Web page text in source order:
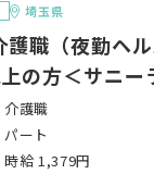
埼玉県
護職（夜勤ヘ
の方＜サニー
介護職
パート
時給 1,379円